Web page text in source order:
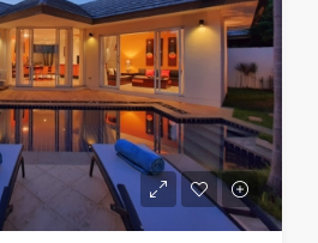
12
Août
jeu
13